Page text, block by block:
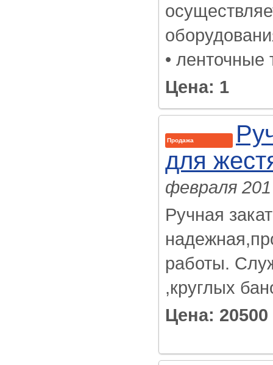
• ленточные
Цена: 1
Продажа
для
февраля
Ручная
работы.
,круглых
Цена: 20500